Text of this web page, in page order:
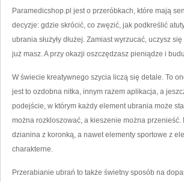
Paramedicshop.pl jest o przeróbkach, które mają
decyzje: gdzie skrócić, co zwęzić, jak podkreślić
ubrania służyły dłużej. Zamiast wyrzucać, uczysz
już masz. A przy okazji oszczędzasz pieniądze i
W świecie kreatywnego szycia liczą się detale. To
jest to ozdobna nitka, innym razem aplikacja, a
podejście, w którym każdy element ubrania może
można rozkloszować, a kieszenie można
dzianina z koronką, a nawet elementy sportowe z
charakterne.
Przerabianie ubrań to także świetny sposób na